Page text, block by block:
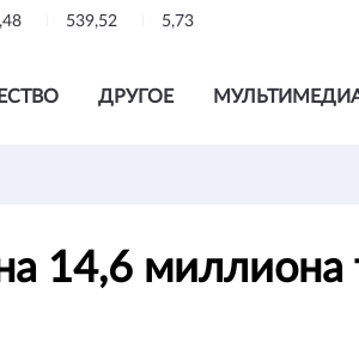
539,52 5,73
ДРУГОЕ
14,6